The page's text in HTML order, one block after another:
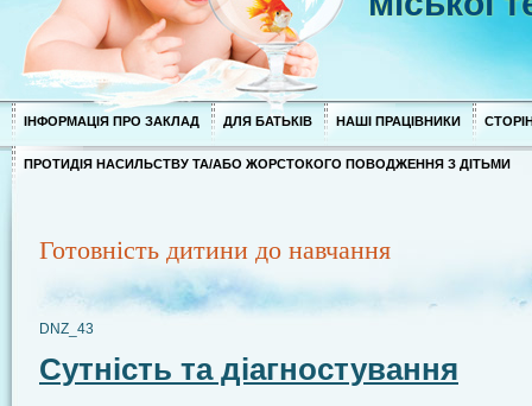
ІНФОРМАЦІЯ ПРО ЗАКЛАД ДЛЯ БАТЬКІВ НАШІ ПРАЦІВНИКИ
ПРОТИДІЯ НАСИЛЬСТВУ ТА/АБО ЖОРСТОКОГО ПОВОДЖЕННЯ З ДІТЬМИ
Готовність дитини до навчання
DNZ_43
Сутність та діагностування